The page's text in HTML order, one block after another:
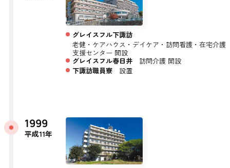
グレイスフル下諏訪
老健・ケアハウス・デイケア・訪問看護・在宅介護
支援センター 開設
グレイスフル春日井訪問介護 開設
下諏訪職員寮設置
1999
平成11年